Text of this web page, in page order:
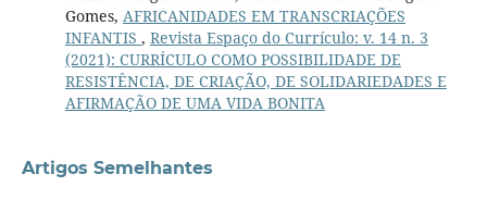
Gomes, AFRICANIDADES EM TRANSCRIAÇÕES
INFANTIS , Revista Espaço do Currículo: v. 14 n. 3
(2021): CURRÍCULO COMO POSSIBILIDADE DE
RESISTÊNCIA, DE CRIAÇÃO, DE SOLIDARIEDADES E
AFIRMAÇÃO DE UMA VIDA BONITA
Artigos Semelhantes